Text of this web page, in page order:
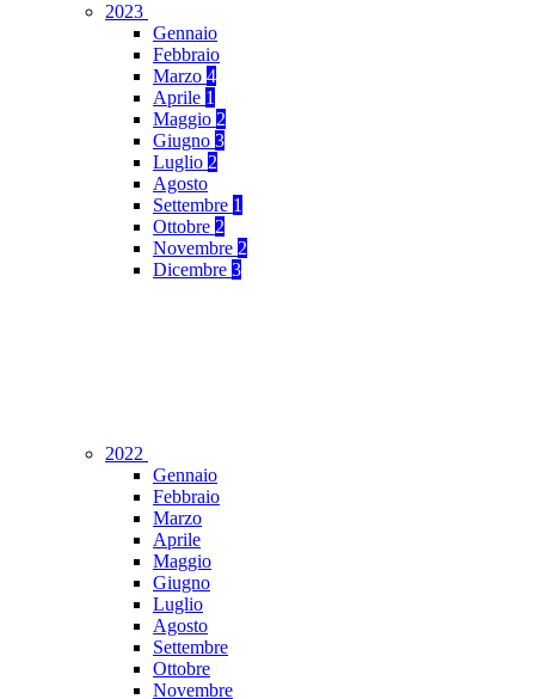
2023
Gennaio
Febbraio
Marzo 4
Aprile 1
Maggio 2
Giugno 3
Luglio 2
Agosto
Settembre 1
Ottobre 2
Novembre 2
Dicembre 3
2022
Gennaio
Febbraio
Marzo
Aprile
Maggio
Giugno
Luglio
Agosto
Settembre
Ottobre
Novembre